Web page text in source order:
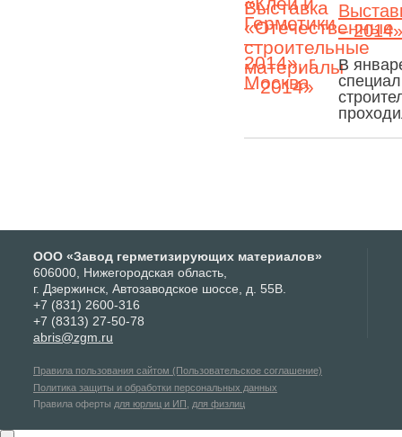
– 2014»
В
ООО «Завод герметизирующих материалов»
606000, Нижегородская область,
г. Дзержинск, Автозаводское шоссе, д. 55В.
+7 (831) 2600-316
+7 (8313) 27-50-78
abris@zgm.ru
Правила пользования сайтом (Пользовательское соглашение)
Политика защиты и обработки персональных данных
Правила оферты для юрлиц и ИП для физлиц